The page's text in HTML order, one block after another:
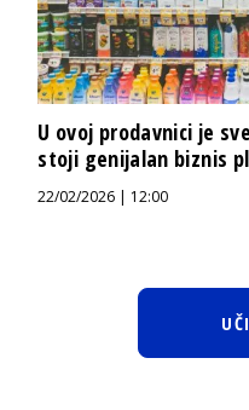
U ovoj prodavnici je
stoji genijalan biznis
22/02/2026 | 12:00